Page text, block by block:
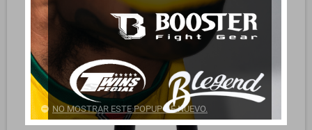
NO MOSTRAR ESTE POPUP DE NUEVO.